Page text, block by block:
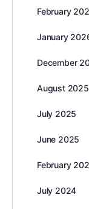
February
January
December
August 2025
July 2025
June 2025
February
July 2024